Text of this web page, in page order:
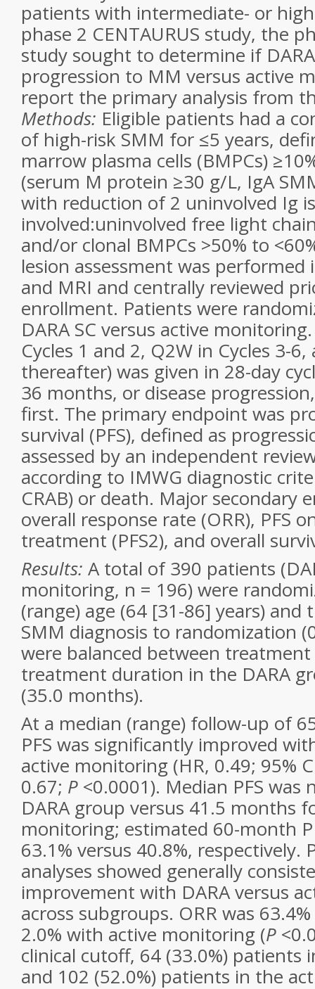
patients with intermediate- or
phase 2 CENTAURUS study, the
study sought to determine if
progression to MM versus active
report the primary analysis from
Methods: Eligible patients had a
of high-risk SMM for ≤5 years,
marrow plasma cells (BMPCs)
(serum M protein ≥30 g/L, IgA
with reduction of 2 uninvolved Ig
involved:uninvolved free light
and/or clonal BMPCs >50% to
lesion assessment was performed
and MRI and centrally reviewed
enrollment. Patients were
DARA SC versus active
Cycles 1 and 2, Q2W in Cycles 3-
thereafter) was given in 28-day
36 months, or disease
first. The primary endpoint was
survival (PFS), defined as
assessed by an independent
according to IMWG diagnostic
CRAB) or death. Major secondary
overall response rate (ORR), PFS
treatment (PFS2), and overall
Results: A total of 390 patients
monitoring, n = 196) were
(range) age (64 [31-86] years)
SMM diagnosis to randomization
were balanced between
treatment duration in the DARA
(35.0 months).
At a median (range) follow-up of
PFS was significantly improved
active monitoring (HR, 0.49; 95%
0.67; P <0.0001). Median PFS
DARA group versus 41.5 months
monitoring; estimated 60-month
63.1% versus 40.8%, respectively.
analyses showed generally
improvement with DARA versus
across subgroups. ORR was
2.0% with active monitoring (P
clinical cutoff, 64 (33.0%) patients
and 102 (52.0%) patients in the